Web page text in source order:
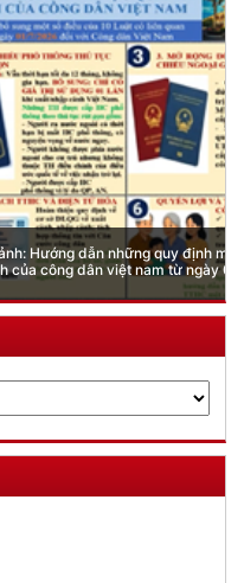
những quy định mới trong lĩnh
việt nam từ ngày 01/7/2026